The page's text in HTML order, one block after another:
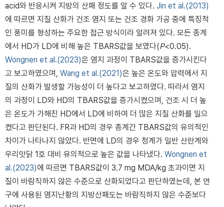
acid와 반응시켜 지방의 산패 정도를 알 수 있다. Jin et al.(2013)
에 따르면 지질 산화가 건조 염지 또는 건조 경화 가공 중에 특징적
인 풍미를 형성하는 주요한 접근 방식이라 알려져 있다. 모든 종계
에서 HD가 LD에 비해 높은 TBARS값을 보였다(P<0.05).
Wongnen et al.(2023)은 염지 과정이 TBARS값을 증가시킨다
고 보고하였으며, Wang et al.(2021)은 높은 온도와 압력에서 지
질의 산화가 발생할 가능성이 더 높다고 보고하였다. 따라서 염지
의 과정이 LD와 HD의 TBARS값을 증가시켰으며, 건조 시 더 높
은 온도가 가해진 HD에서 LD에 비하여 더 많은 지질 산화를 일으
켰다고 판단된다. FR과 HD의 경우 종계간 TBARS값의 유의적인
차이가 나타나지 않았다. 반면에 LD의 경우 청계가 일반 산란계와
우리맛닭 1호 대비 유의적으로 높은 값을 나타냈다. Wongnen et
al.(2023)에 따르면 TBARS값이 3.7 mg MDA/kg 초과이면 지
질이 바람직하지 않은 수준으로 산화되었다고 판단하였는데, 본 연
구에 사용된 염지난황의 지방산패도는 바람직하지 않은 수준보다